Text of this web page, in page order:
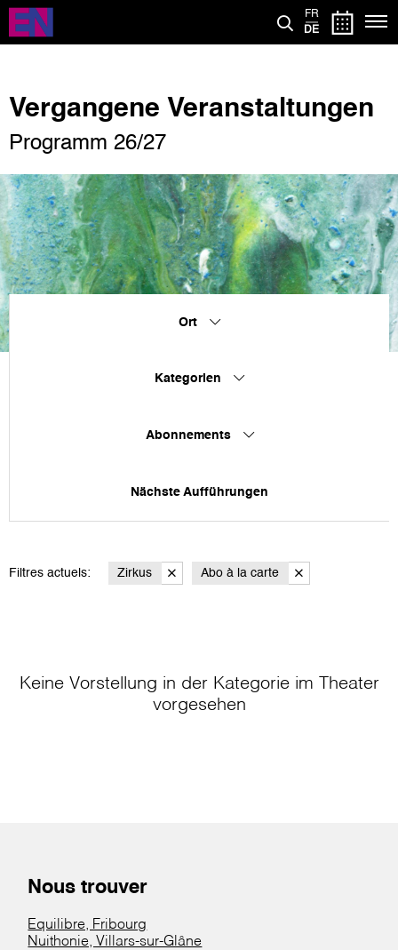
Direkt
zum
Inhalt
FR
DE
Vergangene Veranstaltungen
Programm 26/27
Ort
Kategorien
Abonnements
Nächste Aufführungen
Filtres actuels: Zirkus Abo à la carte
Keine Vorstellung in der Kategorie im Theater
vorgesehen
Nous trouver
Equilibre, Fribourg
Nuithonie, Villars-sur-Glâne